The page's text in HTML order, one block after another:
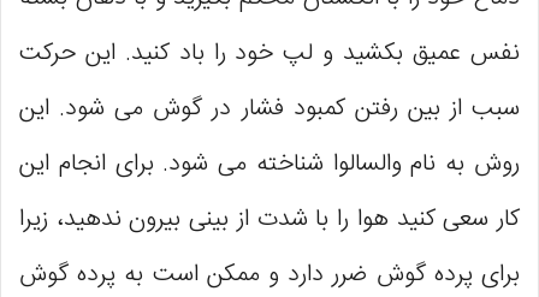
نفس عمیق بکشید و لپ خود را باد کنید. این حرکت
سبب از بین رفتن کمبود فشار در گوش می شود. این
روش به نام والسالوا شناخته می ‌شود. برای انجام این
کار سعی کنید هوا را با شدت از بینی بیرون ندهید، زیرا
برای پرده گوش ضرر دارد و ممکن است به پرده‌ گوش